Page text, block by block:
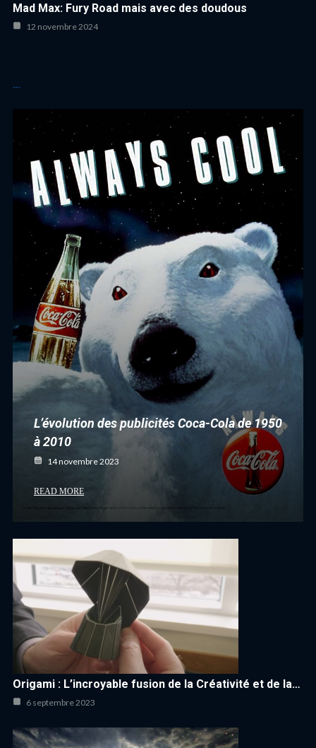
Mad Max: Fury Road mais avec des doudous
12 novembre 2024
L’évolution des publicités Coca-Cola de 1950
à 2010
14 novembre 2023
READ MORE
Origami : L’incroyable fusion de la Créativité et de la…
6 septembre 2023